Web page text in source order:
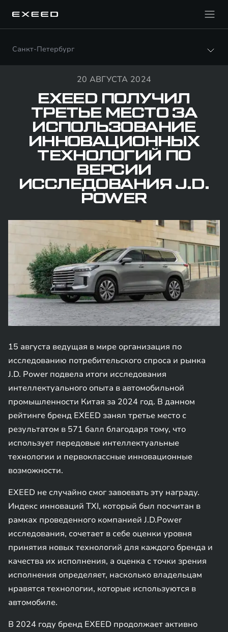
Санкт-Петербург
20 АВГУСТА 2024
EXEED ПОЛУЧИЛ
ТРЕТЬЕ МЕСТО ЗА
ИСПОЛЬЗОВАНИЕ
ИННОВАЦИОННЫХ
ТЕХНОЛОГИЙ ПО
ВЕРСИИ
ИССЛЕДОВАНИЯ J.D.
POWER
15 августа ведущая в мире организация по
исследованию потребительского спроса и рынка
J.D. Power подвела итоги исследования
интеллектуального опыта в автомобильной
промышленности Китая за 2024 год. В данном
рейтинге бренд EXEED занял третье место с
результатом в 571 балл благодаря тому, что
использует передовые интеллектуальные
технологии и первоклассные инновационные
возможности.
EXEED не случайно смог завоевать эту награду.
Индекс инноваций TXI, который был посчитан в
рамках проведенного компанией J.D.Power
исследования, сочетает в себе оценки уровня
принятия новых технологий для каждого бренда и
качества их исполнения, а оценка с точки зрения
исполнения определяет, насколько владельцам
нравятся технологии, которые используются в
автомобиле.
В 2024 году бренд EXEED продолжает активно